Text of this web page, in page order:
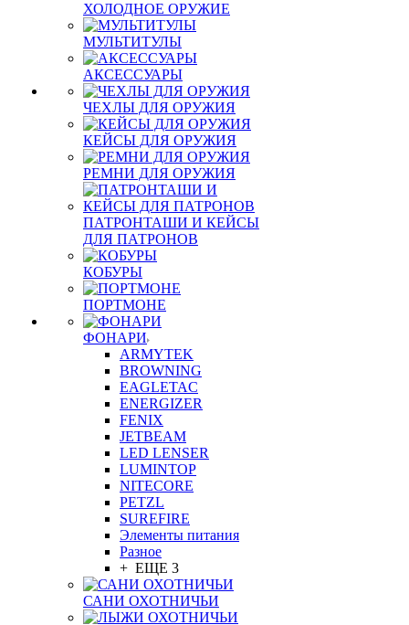
ХОЛОДНОЕ ОРУЖИЕ
МУЛЬТИТУЛЫ
АКСЕССУАРЫ
ЧЕХЛЫ ДЛЯ ОРУЖИЯ
КЕЙСЫ ДЛЯ ОРУЖИЯ
РЕМНИ ДЛЯ ОРУЖИЯ
ПАТРОНТАШИ И КЕЙСЫ
ДЛЯ ПАТРОНОВ
КОБУРЫ
ПОРТМОНЕ
ФОНАРИ
ARMYTEK
BROWNING
EAGLETAC
ENERGIZER
FENIX
JETBEAM
LED LENSER
LUMINTOP
NITECORE
PETZL
SUREFIRE
Элементы питания
Разное
+ ЕЩЕ 3
САНИ ОХОТНИЧЬИ